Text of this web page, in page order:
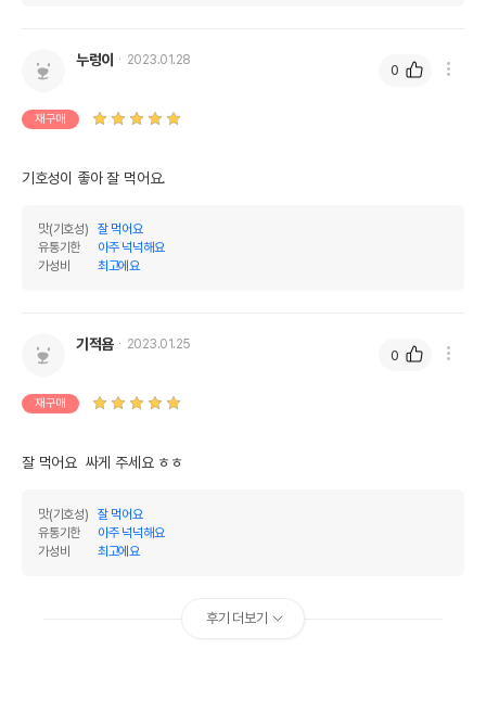
누렁이 2023.01.28
재구매
기호성이 좋아 잘 먹어요.
맛(기호성)
잘 먹어요
유통기한
아주 넉넉해요
가성비
최고에요
0
기적욤 2023.01.25
재구매
잘 먹어요  싸게 주세요 ㅎㅎ
맛(기호성)
잘 먹어요
유통기한
아주 넉넉해요
가성비
최고에요
0
후기 더보기